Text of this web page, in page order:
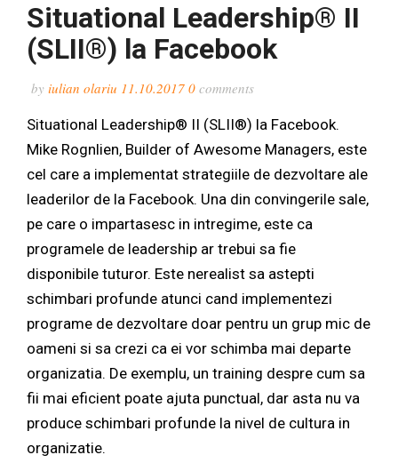
Situational Leadership® II
(SLII®) la Facebook
byiulian olariu 11.10.2017 0comments
Situational Leadership® II (SLII®) la Facebook.
Mike Rognlien, Builder of Awesome Managers, este
cel care a implementat strategiile de dezvoltare ale
leaderilor de la Facebook. Una din convingerile sale,
pe care o impartasesc in intregime, este ca
programele de leadership ar trebui sa fie
disponibile tuturor. Este nerealist sa astepti
schimbari profunde atunci cand implementezi
programe de dezvoltare doar pentru un grup mic de
oameni si sa crezi ca ei vor schimba mai departe
organizatia. De exemplu, un training despre cum sa
fii mai eficient poate ajuta punctual, dar asta nu va
produce schimbari profunde la nivel de cultura in
organizatie.